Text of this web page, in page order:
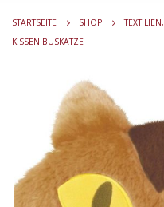
STARTSEITE SHOP TEXTILIEN,
KISSEN BUSKATZE